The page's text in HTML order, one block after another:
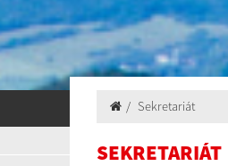
Sekretariát
SEKRETARIÁT